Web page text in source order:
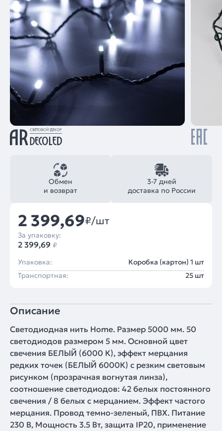
3-7 дней
доставка по России
Обмен
и возврат
2 399,69₽/шт
За упаковку:
2 399,69 ₽
Упаковка:
Коробка (картон) 1 шт
Транспортная:
25 шт
Описание
Светодиодная нить Home. Размер 5000 мм. 50
светодиодов размером 5 мм. Основной цвет
свечения БЕЛЫЙ (6000 К), эффект мерцания
редких точек (БЕЛЫЙ 6000К) с резким световым
рисунком (прозрачная вогнутая линза),
соотношение светодиодов: 42 белых постоянного
свечения / 8 белых с мерцанием. Эффект частого
мерцания. Провод темно-зеленый, ПВХ. Питание
230 В, Мощность 3.5 Вт, защита IP20, применение